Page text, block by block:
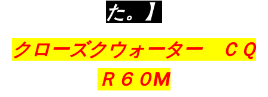
た。】
クローズクウォーター ＣＱ
Ｒ６０M